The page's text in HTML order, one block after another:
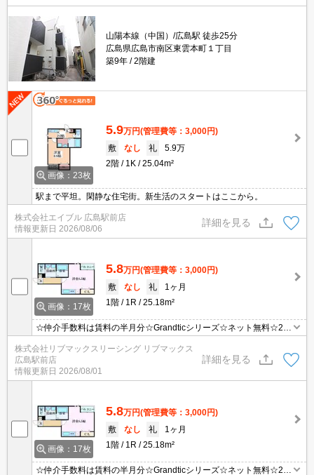
山陽本線（中国）/広島駅 徒歩25分
広島県広島市南区東雲本町１丁目
築9年
2階建
画像：23枚
5.9万円(管理費等：3,000円)
敷
なし 礼
5.9万
2階
1K 25.04m²
駅まで平坦。閑静な住宅街。新生活のスタートはここから。
株式会社エイブル 広島駅前店
情報更新日 2026/08/06
詳細を見る
画像：17枚
5.8万円(管理費等：3,000円)
敷
なし 礼
1ヶ月
1階
1R 25.18m²
☆仲介手数料は賃料の半月分☆Grandticシリーズ☆ネット無料☆2口
システムキッチンや浴室乾燥機など人気の室内設備充実☆モニター
付きオートロックで防犯面も安心☆近隣にスーパー・コンビニがあ
り住環境良好です☆彡
株式会社リブマックスリーシング リブマックス
広島駅前店
情報更新日 2026/08/01
詳細を見る
画像：17枚
5.8万円(管理費等：3,000円)
敷
なし 礼
1ヶ月
1階
1R 25.18m²
☆仲介手数料は賃料の半月分☆Grandticシリーズ☆ネット無料☆2口